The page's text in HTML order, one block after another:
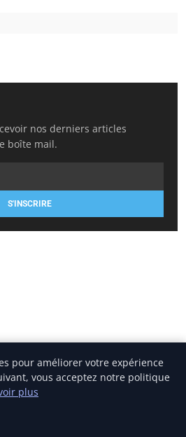
nos derniers articles
boîte mail.
S'INSCRIRE
pour améliorer votre expérience
vous acceptez notre politique
plus